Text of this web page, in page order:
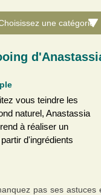
vous teindre les
naturel, Anastassia
à réaliser un
d'ingrédients
pas ses astuces